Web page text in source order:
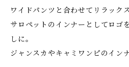
ワイドパンツと合わせてリラック
サロペットのインナーとしてロゴ
しに。
ジャンスカやキャミワンピのイン